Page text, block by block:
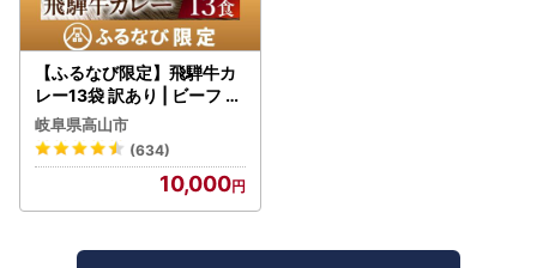
【ふるなび限定】飛騨牛カ
レー13袋 訳あり | ビーフ レ
トルト 訳あり DC006-CP
01 FN-Limited-VO
岐阜県高山市
(634)
10,000